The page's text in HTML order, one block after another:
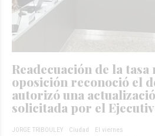
Readecuación de la
oposición reconoció el
autorizó una
solicitada por el
JORGE TRIBOULEY Ciudad El viernes